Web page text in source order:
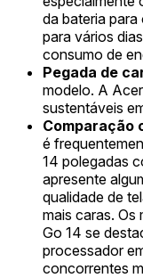
da bateria
para vários
consumo de
Pegada de
modelo. A
sustentáveis
Comparação
é
14 polegadas
apresente
qualidade de
mais caras.
Go 14 se
processador
concorrentes